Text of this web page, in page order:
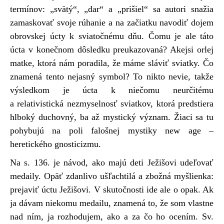
termínov: „svätý“, „dar“ a „prišiel“ sa autori snažia
zamaskovať svoje rúhanie a na začiatku navodiť dojem
obrovskej úcty k sviatočnému dňu. Čomu je ale táto
úcta v konečnom dôsledku preukazovaná? Akejsi orlej
matke, ktorá nám poradila, že máme sláviť sviatky. Čo
znamená tento nejasný symbol? To nikto nevie, takže
výsledkom je úcta k niečomu neurčitému
a relativistická nezmyselnosť sviatkov, ktorá predstiera
hlboký duchovný, ba až mystický význam. Žiaci sa tu
pohybujú na poli falošnej mystiky new age –
heretického gnosticizmu.
Na s. 136. je návod, ako majú deti Ježišovi udeľovať
medaily. Opäť zdanlivo ušľachtilá a zbožná myšlienka:
prejaviť úctu Ježišovi. V skutočnosti ide ale o opak. Ak
ja dávam niekomu medailu, znamená to, že som vlastne
nad ním, ja rozhodujem, ako a za čo ho ocením. Sv.